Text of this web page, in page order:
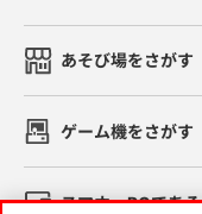
あそび場をさがす
ゲーム機をさがす
スマホ・PCであ